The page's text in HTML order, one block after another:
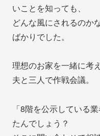
いことを知っても、
どんな風にされるのか
ばかりでした。
理想のお家を一緒に考
夫と三人で作戦会議。
「8階を公示している
たんでしょう？